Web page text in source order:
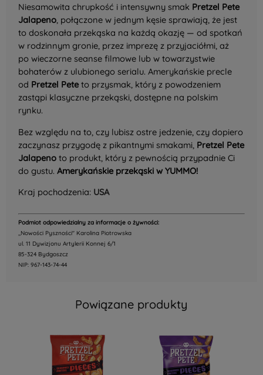
Niesamowita chrupkość i intensywny smak Pretzel Pete
Jalapeno, połączone w jednym kęsie sprawiają, że jest
to doskonała przekąska na każdą okazję — od spotkań
w rodzinnym gronie, przez imprezę z przyjaciółmi, aż
po wieczorne seanse filmowe lub w towarzystwie
bohaterów z ulubionego serialu. Amerykańskie precle
od Pretzel Peteto przysmak, który z powodzeniem
zastąpi klasyczne przekąski, dostępne na polskim
rynku.
Bez względu na to, czy lubisz ostre jedzenie, czy dopiero
zaczynasz przygodę z pikantnymi smakami, Pretzel Pete
Jalapeno to produkt, który z pewnością przypadnie Ci
do gustu.Amerykańskie przekąski w YUMMO!
Kraj pochodzenia: USA
Podmiot odpowiedzialny za informacje o żywności:
,,Nowości Pyszności" Karolina Piotrowska
ul. 11 Dywizjonu Artylerii Konnej 6/1
85-324 Bydgoszcz
NIP: 967-143-74-44
Powiązane produkty